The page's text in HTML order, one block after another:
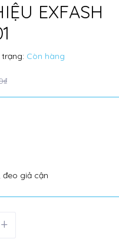
EXFASH
Còn hàng
giả cận
+